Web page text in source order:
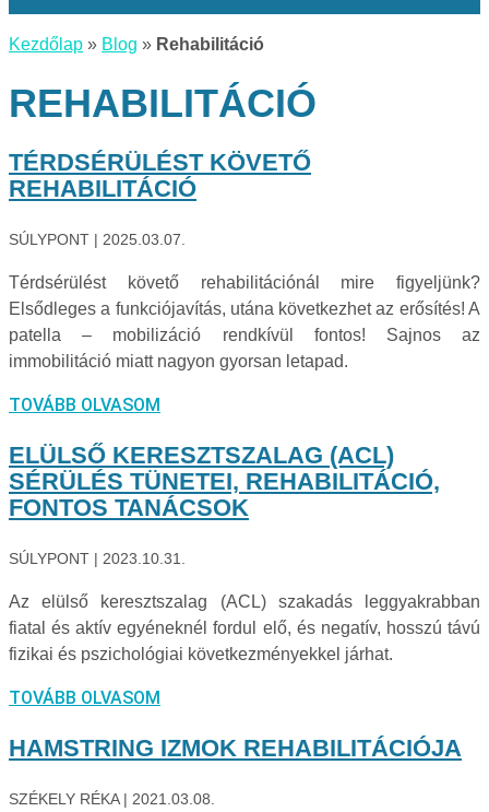
Kezdőlap » Blog » Rehabilitáció
REHABILITÁCIÓ
TÉRDSÉRÜLÉST KÖVETŐ
REHABILITÁCIÓ
SÚLYPONT 2025.03.07.
Térdsérülést követő rehabilitációnál mire figyeljünk?
Elsődleges a funkciójavítás, utána következhet az erősítés! A
patella – mobilizáció rendkívül fontos! Sajnos az
immobilitáció miatt nagyon gyorsan letapad.
TOVÁBB OLVASOM
ELÜLSŐ KERESZTSZALAG (ACL)
SÉRÜLÉS TÜNETEI, REHABILITÁCIÓ,
FONTOS TANÁCSOK
SÚLYPONT 2023.10.31.
Az elülső keresztszalag (ACL) szakadás leggyakrabban
fiatal és aktív egyéneknél fordul elő, és negatív, hosszú távú
fizikai és pszichológiai következményekkel járhat.
TOVÁBB OLVASOM
HAMSTRING IZMOK REHABILITÁCIÓJA
SZÉKELY RÉKA 2021.03.08.